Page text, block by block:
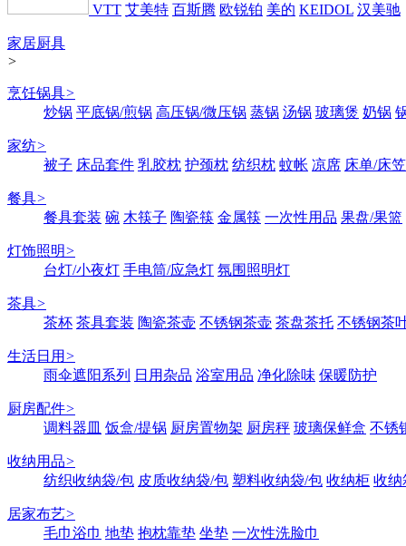
VTT 艾美特 百斯腾 欧锐铂 美的 KEIDOL 汉美驰
家居厨具
>
烹饪锅具>
炒锅 平底锅/煎锅 高压锅/微压锅 蒸锅 汤锅 玻璃煲 奶锅
家纺>
被子 床品套件 乳胶枕 护颈枕 纺织枕 蚊帐 凉席 床单/床笠
餐具>
餐具套装 碗 木筷子 陶瓷筷 金属筷 一次性用品 果盘/果篮
灯饰照明>
台灯/小夜灯 手电筒/应急灯 氛围照明灯
茶具>
茶杯 茶具套装 陶瓷茶壶 不锈钢茶壶 茶盘茶托 不锈钢茶
生活日用 >
雨伞遮阳系列
日用杂品 浴室用品 净化除味 保暖防护
厨房配件>
调料器皿 饭盒/提锅 厨房置物架 厨房秤 玻璃保鲜盒 不锈
收纳用品>
纺织收纳袋/包 皮质收纳袋/包 塑料收纳袋/包 收纳柜 收纳
居家布艺>
毛巾浴巾 地垫 抱枕靠垫 坐垫 一次性洗脸巾